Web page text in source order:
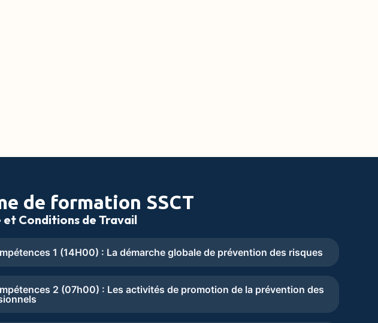
de formation SSCT
Conditions de Travail
1 (14H00) : La démarche globale de prévention des risques
2 (07h00) : Les activités de promotion de la prévention des